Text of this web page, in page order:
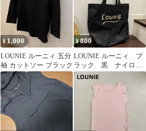
¥1,000
LOUNIE ルーニィ 五分
袖 カットソー ブラック
¥800
LOUNIE ルーニィ ブ
ラック 黒 ナイロン
トートバッグ 大容
量 エコバッグ